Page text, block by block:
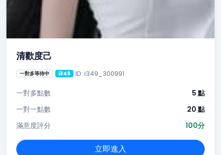
清歡度己
一對多等待中 i349 ID: i349_300991
一對多點數
5 點
一對一點數
20 點
滿意度評分
100分
立即進入